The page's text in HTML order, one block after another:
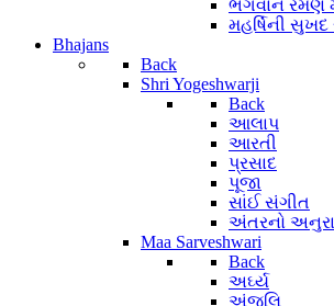
ભગવાન રમણ
મહર્ષિની સુખદ
Bhajans
Back
Shri Yogeshwarji
Back
આલાપ
આરતી
પ્રસાદ
પૂજા
સાંઈ સંગીત
અંતરનો
Maa Sarveshwari
Back
અર્ઘ્ય
અંજલિ